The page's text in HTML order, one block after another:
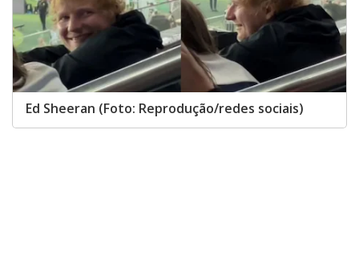
Ed Sheeran (Foto: Reprodução/redes sociais)